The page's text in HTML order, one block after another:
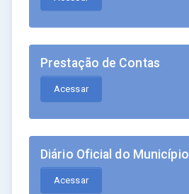
Prestação de Contas
Acessar
Diário Oficial do Município
Acessar